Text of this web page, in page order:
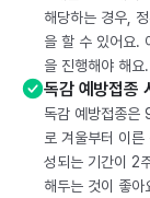
해당하는 경우,
을 할 수 있어요.
을 진행해야 해요.
독감 예방접종
독감 예방접종은
로 겨울부터 이
성되는 기간이 2
해두는 것이 좋아